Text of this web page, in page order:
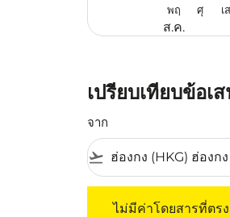
พฤ
ส.ค.
ศุ เส
เปรียบเทียบข้อเ
จาก
flight_takeoff
ไม่มีค่าโดยสารที่ตร